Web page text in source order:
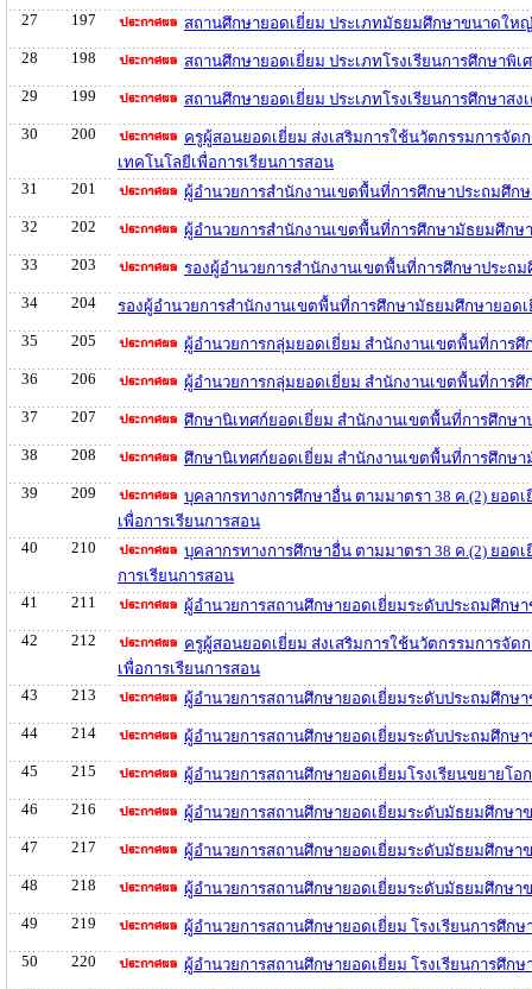
27
197
สถานศึกษายอดเยี่ยม ประเภทมัธยมศึกษาขนาดให
28
198
สถานศึกษายอดเยี่ยม ประเภทโรงเรียนการศึกษาพิ
29
199
สถานศึกษายอดเยี่ยม ประเภทโรงเรียนการศึกษาส
30
200
ครูผู้สอนยอดเยี่ยม ส่งเสริมการใช้นวัตกรรมการจัด
เทคโนโลยีเพื่อการเรียนการสอน
31
201
ผู้อำนวยการสำนักงานเขตพื้นที่การศึกษาประถมศึก
32
202
ผู้อำนวยการสำนักงานเขตพื้นที่การศึกษามัธยมศึกษ
33
203
รองผู้อำนวยการสำนักงานเขตพื้นที่การศึกษาประถ
34
204
รองผู้อำนวยการสำนักงานเขตพื้นที่การศึกษามัธยมศึกษายอด
35
205
ผู้อำนวยการกลุ่มยอดเยี่ยม สำนักงานเขตพื้นที่การ
36
206
ผู้อำนวยการกลุ่มยอดเยี่ยม สำนักงานเขตพื้นที่การ
37
207
ศึกษานิเทศก์ยอดเยี่ยม สำนักงานเขตพื้นที่การศึกษ
38
208
ศึกษานิเทศก์ยอดเยี่ยม สำนักงานเขตพื้นที่การศึกษ
39
209
บุคลากรทางการศึกษาอื่น ตามมาตรา 38 ค.(2) ยอ
เพื่อการเรียนการสอน
40
210
บุคลากรทางการศึกษาอื่น ตามมาตรา 38 ค.(2) ยอ
การเรียนการสอน
41
211
ผู้อำนวยการสถานศึกษายอดเยี่ยมระดับประถมศึกษ
42
212
ครูผู้สอนยอดเยี่ยม ส่งเสริมการใช้นวัตกรรมการจัด
เพื่อการเรียนการสอน
43
213
ผู้อำนวยการสถานศึกษายอดเยี่ยมระดับประถมศึกษ
44
214
ผู้อำนวยการสถานศึกษายอดเยี่ยมระดับประถมศึกษ
45
215
ผู้อำนวยการสถานศึกษายอดเยี่ยมโรงเรียนขยายโ
46
216
ผู้อำนวยการสถานศึกษายอดเยี่ยมระดับมัธยมศึกษา
47
217
ผู้อำนวยการสถานศึกษายอดเยี่ยมระดับมัธยมศึกษา
48
218
ผู้อำนวยการสถานศึกษายอดเยี่ยมระดับมัธยมศึกษ
49
219
ผู้อำนวยการสถานศึกษายอดเยี่ยม โรงเรียนการศึก
50
220
ผู้อำนวยการสถานศึกษายอดเยี่ยม โรงเรียนการศึก